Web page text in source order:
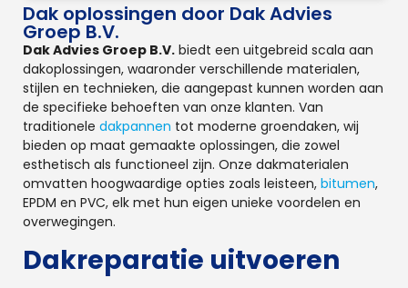
Dak oplossingen door Dak Advies
Groep B.V.
Dak Advies Groep B.V. biedt een uitgebreid scala aan
dakoplossingen, waaronder verschillende materialen,
stijlen en technieken, die aangepast kunnen worden aan
de specifieke behoeften van onze klanten. Van
traditionele dakpannen tot moderne groendaken, wij
bieden op maat gemaakte oplossingen, die zowel
esthetisch als functioneel zijn. Onze dakmaterialen
omvatten hoogwaardige opties zoals leisteen, bitumen,
EPDM en PVC, elk met hun eigen unieke voordelen en
overwegingen.
Dakreparatie uitvoeren